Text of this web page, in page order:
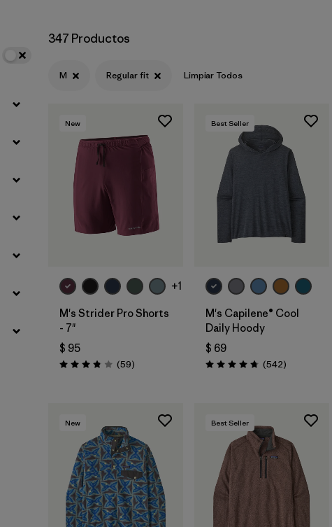
Filtrar por
Features
Filtrar por
Materials & Fabric
347 Productos
M Regular fit Limpiar Todos
New
+1
M's Strider Pro Shorts
- 7"
$ 95
Valoración: 3.8 / 5
(59Comentarios
)
Best Seller
M's Capilene® Cool
Daily Hoody
$ 69
Valoración: 4.8 / 5
(542Comentarios
)
New Best Seller